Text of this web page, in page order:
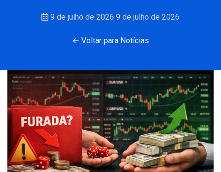
9 de julho de 2026 9 de julho de 2026
← Voltar para Notícias